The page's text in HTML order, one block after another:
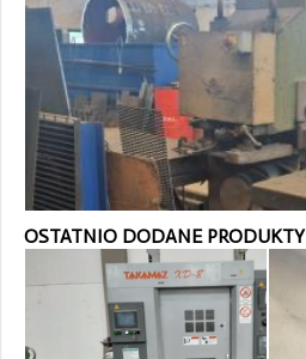
OSTATNIO DODANE PRODUKTY